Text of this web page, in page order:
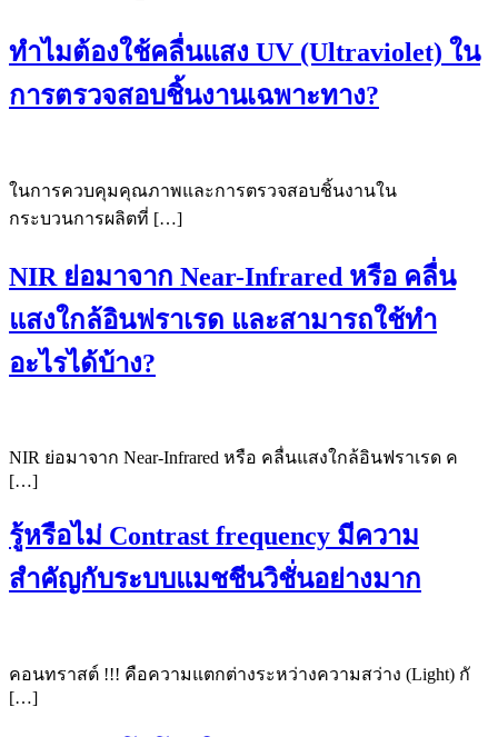
ทำไมต้องใช้คลื่นแสง UV (Ultraviolet) ใน
การตรวจสอบชิ้นงานเฉพาะทาง?
ในการควบคุมคุณภาพและการตรวจสอบชิ้นงานใน
กระบวนการผลิตที่ […]
NIR ย่อมาจาก Near-Infrared หรือ คลื่น
แสงใกล้อินฟราเรด และสามารถใช้ทำ
อะไรได้บ้าง?
NIR ย่อมาจาก Near-Infrared หรือ คลื่นแสงใกล้อินฟราเรด ค
[…]
รู้หรือไม่ Contrast frequency มีความ
สำคัญกับระบบแมชชีนวิชั่นอย่างมาก
คอนทราสต์ !!! คือความแตกต่างระหว่างความสว่าง (Light) กั
[…]